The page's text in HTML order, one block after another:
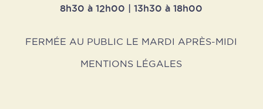
8h30 à 12h00 | 13h30 à 18h00
FERMÉE AU PUBLIC LE MARDI APRÈS-MIDI
MENTIONS LÉGALES